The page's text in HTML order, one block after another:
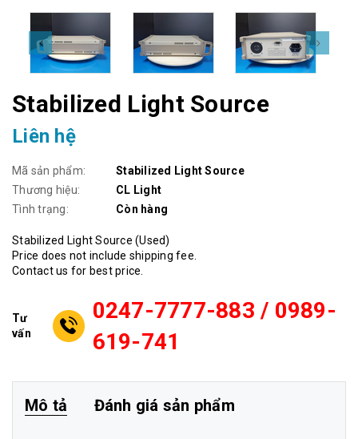
Stabilized Light Source
Liên hệ
Mã sản phẩm:
Stabilized Light Source
Thương hiệu:
CL Light
Tình trạng:
Còn hàng
Stabilized Light Source (Used)
Price does not include shipping fee.
Contact us for best price.
Tư
vấn
0247-7777-883 / 0989-
619-741
Mô tả Đánh giá sản phẩm